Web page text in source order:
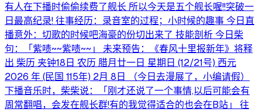
有人在下播时偷偷续费了舰长 所以今天是五个舰长喔!!突破一
日最高纪录! 往事经历：录音室的过程；小时候的趣事 今日直
播意外：切歌的时候吧海豪的份切出来了 技能剖析 今日柴
句：「紫啧~~紫啧~~」 未来预告：《春风十里报新年》将释
出 柴历 夹钟18日 农历 腊月廿一日 星期日 (12/21号) 西元
2026 年 (民国 115年) 2月 8日 （今日去漫展了，小编请假）
下播音乐时，柴柴说：「刚才还说了一个事情,以后可能会有
周常翻唱，会发在舰长群!有的我觉得适合的也会在B站」 往